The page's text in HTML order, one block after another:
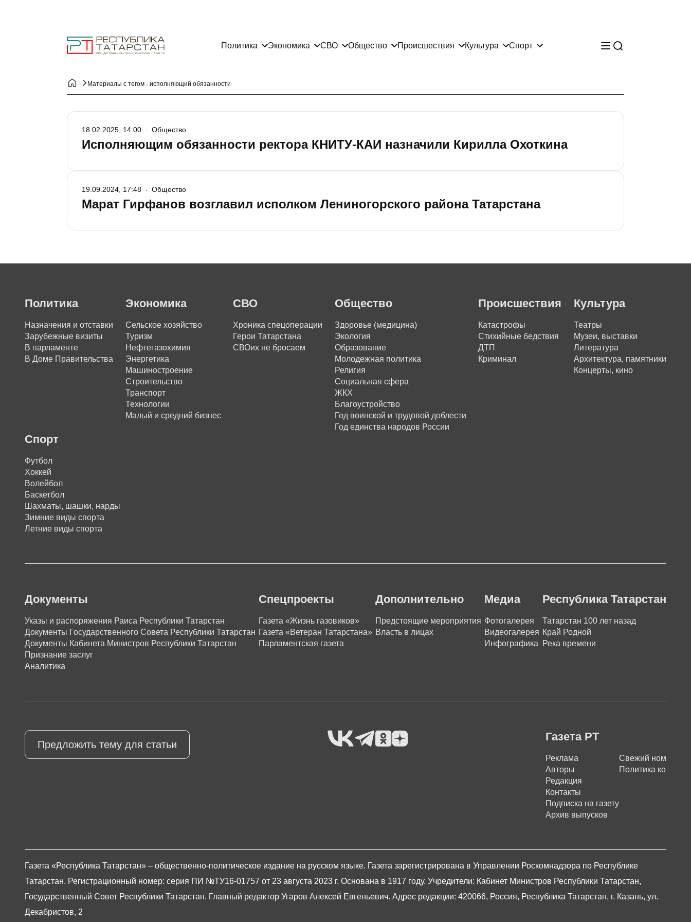
Политика Экономика СВО Общество Происшествия Культура Спорт
Материалы с тегом - исполняющий обязанности
Исполняющим обязанности ректора КНИТУ-КАИ назначили Кирилла Охоткина
18.02.2025, 14:00 Общество
Марат Гирфанов возглавил исполком Лениногорского района Татарстана
19.09.2024, 17:48 Общество
Политика
Назначения и отставки
Зарубежные визиты
В парламенте
В Доме Правительства
Экономика
Сельское хозяйство
Туризм
Нефтегазохимия
Энергетика
Машиностроение
Строительство
Транспорт
Технологии
Малый и средний бизнес
СВО
Хроника спецоперации
Герои Татарстана
СВОих не бросаем
Общество
Здоровье (медицина)
Экология
Образование
Молодежная политика
Религия
Социальная сфера
ЖКХ
Благоустройство
Год воинской и трудовой доблести
Год единства народов России
Происшествия
Катастрофы
Стихийные бедствия
ДТП
Криминал
Культура
Театры
Музеи, выставки
Литература
Архитектура, памятники
Концерты, кино
Спорт
Футбол
Хоккей
Волейбол
Баскетбол
Шахматы, шашки, нарды
Зимние виды спорта
Летние виды спорта
Документы
Указы и распоряжения Раиса Республики Татарстан
Документы Государственного Совета Республики Татарстан
Документы Кабинета Министров Республики Татарстан
Признание заслуг
Аналитика
Спецпроекты
Газета «Жизнь газовиков»
Газета «Ветеран Татарстана»
Парламентская газета
Дополнительно
Предстоящие мероприятия
Власть в лицах
Медиа
Фотогалерея
Видеогалерея
Инфографика
Республика Татарстан
Татарстан 100 лет назад
Край Родной
Река времени
Предложить тему для статьи
Газета РТ
Реклама
Авторы
Редакция
Контакты
Подписка на газету
Архив выпусков
Свежий номер
Политика
Газета «Республика Татарстан» – общественно-политическое издание на русском языке. Газета зарегистрирована в Управлении Роскомнадзора по Республике
Татарстан. Регистрационный номер: серия ПИ №ТУ16-01757 от 23 августа 2023 г. Основана в 1917 году. Учредители: Кабинет Министров Республики Татарстан,
Государственный Совет Республики Татарстан. Главный редактор Угаров Алексей Евгеньевич. Адрес редакции: 420066, Россия, Республика Татарстан, г. Казань, ул.
Декабристов, 2